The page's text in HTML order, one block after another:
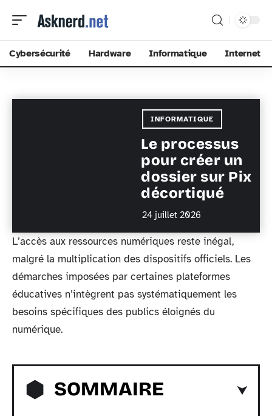
Cybersécurité Hardware Informatique Internet
INFORMATIQUE
Le processus
pour créer un
dossier sur Pix
décortiqué
24 juillet 2026
L’accès aux ressources numériques reste inégal,
malgré la multiplication des dispositifs officiels. Les
démarches imposées par certaines plateformes
éducatives n’intègrent pas systématiquement les
besoins spécifiques des publics éloignés du
numérique.
SOMMAIRE